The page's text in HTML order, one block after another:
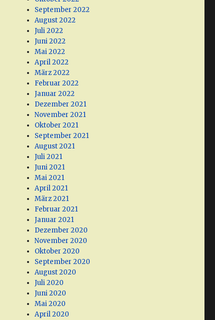
September 2022
August 2022
Juli 2022
Juni 2022
Mai 2022
April 2022
März 2022
Februar 2022
Januar 2022
Dezember 2021
November 2021
Oktober 2021
September 2021
August 2021
Juli 2021
Juni 2021
Mai 2021
April 2021
März 2021
Februar 2021
Januar 2021
Dezember 2020
November 2020
Oktober 2020
September 2020
August 2020
Juli 2020
Juni 2020
Mai 2020
April 2020